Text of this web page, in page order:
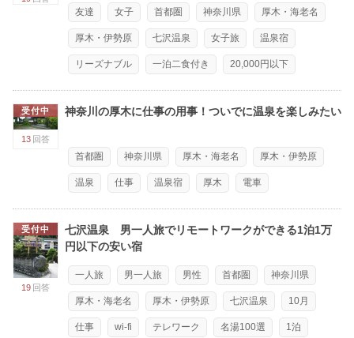
友達
女子 首都圏 神奈川県 厚木・海老名
厚木・伊勢原 七沢温泉 女子旅 温泉宿
リーズナブル 一泊二食付き 20,000円以下
受付中
13 回答
神奈川の厚木に仕事の用事！ついでに温泉を楽しみたい
首都圏 神奈川県 厚木・海老名 厚木・伊勢原
温泉 仕事 温泉宿 厚木 電車
受付中
19 回答
七沢温泉 男一人旅でリモートワークができる1泊1万
円以下の安い宿
一人旅 男一人旅 男性 首都圏 神奈川県
厚木・海老名 厚木・伊勢原 七沢温泉 10月
仕事 wi-fi テレワーク 名湯100選 1泊